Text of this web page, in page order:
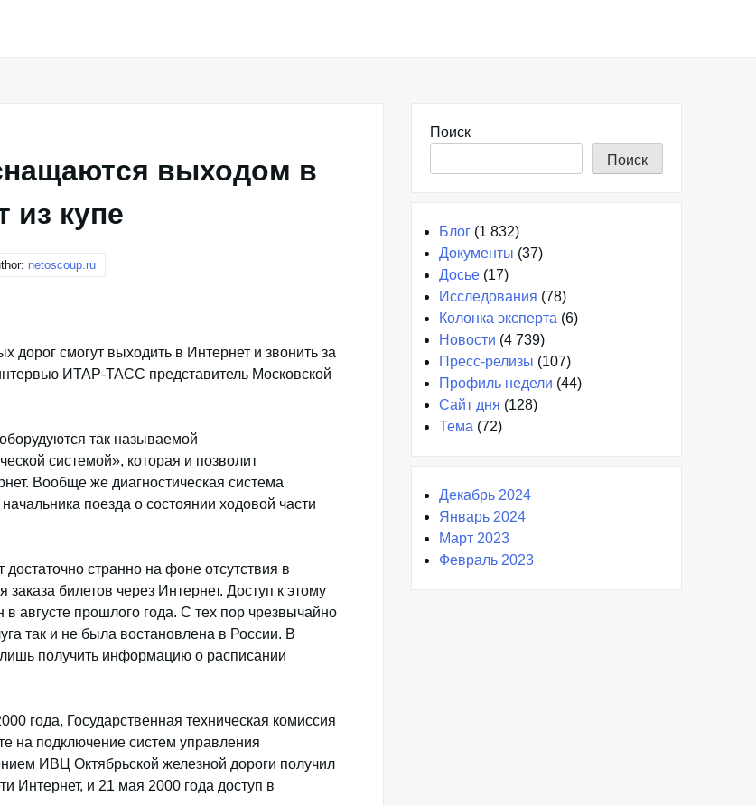
выходом в
из купе
netoscoup.ru
смогут выходить в Интернет и звонить за
ИТАР-ТАСС представитель Московской
так называемой
системой», которая и позволит
Вообще же диагностическая система
поезда о состоянии ходовой части
странно на фоне отсутствия в
билетов через Интернет. Доступ к этому
августе прошлого года. С тех пор чрезвычайно
так и не была востановлена в России. В
получить информацию о расписании
года, Государственная техническая комиссия
на подключение систем управления
ИВЦ Октябрьской железной дороги получил
Интернет, и 21 мая 2000 года доступ в
Поиск
Поиск
Блог (1 832)
Документы (37)
Досье (17)
Исследования (78)
Колонка эксперта (6)
Новости (4 739)
Пресс-релизы (107)
Профиль недели (44)
Сайт дня (128)
Тема (72)
Декабрь 2024
Январь 2024
Март 2023
Февраль 2023